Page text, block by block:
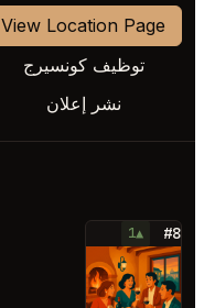
View Location Page
توظيف كونسيرج
نشر إعلان
#8
▲1
⭐